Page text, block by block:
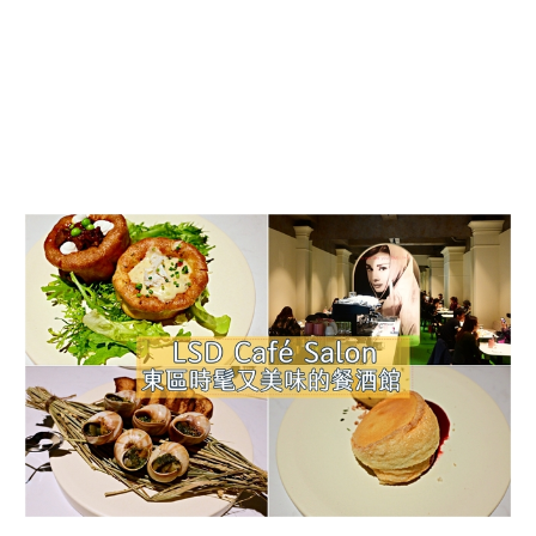
東
區
美
食：
LSD
Café
Salon
時
又
美
味
的
餐
酒